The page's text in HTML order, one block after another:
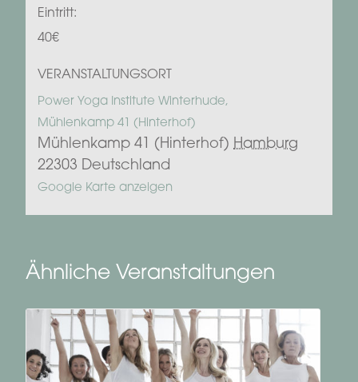
Eintritt:
40€
VERANSTALTUNGSORT
Power Yoga Institute Winterhude,
Mühlenkamp 41 (Hinterhof)
Mühlenkamp 41 (Hinterhof) Hamburg
22303 Deutschland
Google Karte anzeigen
Ähnliche Veranstaltungen